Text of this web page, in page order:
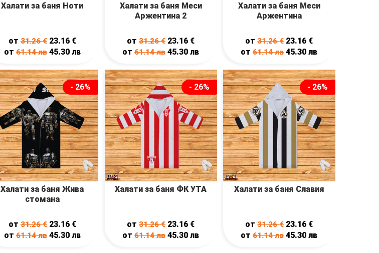
Халати за баня Ноти
от31.26€ 23.16 €
от61.14лв 45.30 лв
Халати за баня Меси
Аржентина 2
от31.26€ 23.16 €
от61.14лв 45.30лв
Халати за баня Меси
Аржентина
от31.26€ 23.16 €
от61.14лв 45.30лв
- 26%
Халати за баня Жива
стомана
от31.26€ 23.16 €
от61.14лв 45.30 лв
- 26%
Халати за баня ФК УТА
от31.26€ 23.16 €
от61.14лв 45.30лв
- 26%
Халати за баня Славия
от31.26€ 23.16 €
от61.14лв 45.30лв